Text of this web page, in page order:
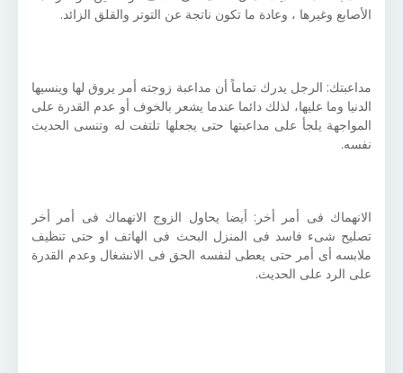
الأصابع وغيرها ، وعادة ما تكون ناتجة عن التوتر والقلق الزائد.
مداعبتك: الرجل يدرك تماماً أن مداعبة زوجته أمر يروق لها وينسيها
الدنيا وما عليها، لذلك دائما عندما يشعر بالخوف أو عدم القدرة على
المواجهة يلجأ على مداعبتها حتى يجعلها تلتفت له وتنسى الحديث
نفسه.
الانهماك فى أمر أخر: أيضا يحاول الزوج الانهماك فى أمر أخر
تصليح شىء فاسد فى المنزل البحث فى الهاتف او حتى تنظيف
ملابسه أى أمر حتى يعطى لنفسه الحق فى الانشغال وعدم القدرة
على الرد على الحديث.